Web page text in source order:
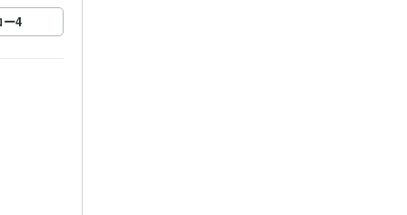
ー4